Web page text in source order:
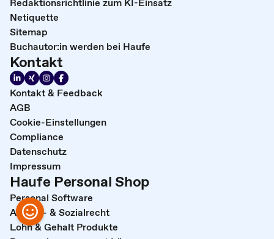
Netiquette
Sitemap
Buchautor:in werden bei Haufe
Kontakt
Kontakt & Feedback
AGB
Cookie-Einstellungen
Compliance
Datenschutz
Impressum
Haufe Personal Shop
Personal Software
Arbeits- & Sozialrecht
Lohn & Gehalt Produkte